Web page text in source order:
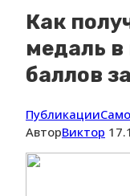
Как
медаль в
баллов
Публикации
АвторВиктор